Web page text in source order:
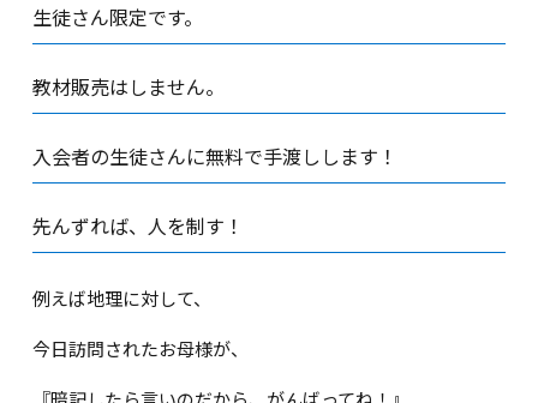
生徒さん限定です。
教材販売はしません。
入会者の生徒さんに無料で手渡しします！
先んずれば、人を制す！
例えば地理に対して、
今日訪問されたお母様が、